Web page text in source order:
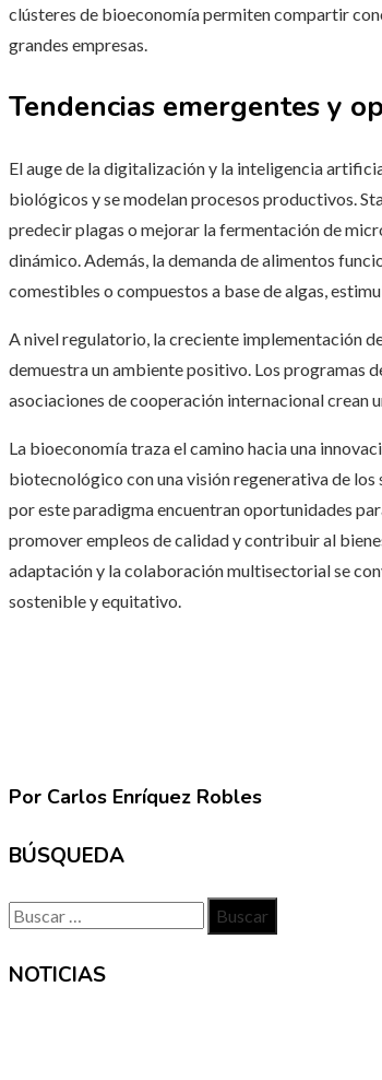
clústeres de bioeconomía permiten compartir
grandes empresas.
Tendencias emergentes y
El auge de la digitalización y la inteligencia
biológicos y se modelan procesos productivos.
predecir plagas o mejorar la fermentación de
dinámico. Además, la demanda de alimentos
comestibles o compuestos a base de algas,
A nivel regulatorio, la creciente implementación
demuestra un ambiente positivo. Los programas
asociaciones de cooperación internacional crean
La bioeconomía traza el camino hacia una
biotecnológico con una visión regenerativa de
por este paradigma encuentran oportunidades
promover empleos de calidad y contribuir al
adaptación y la colaboración multisectorial se
sostenible y equitativo.
Por Carlos Enríquez Robles
BÚSQUEDA
Buscar:
NOTICIAS